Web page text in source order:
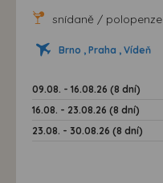
snídaně / polopenze
Brno , Praha , Vídeň
09.08. - 16.08.26 (8 dní)
16.08. - 23.08.26 (8 dní)
23.08. - 30.08.26 (8 dní)